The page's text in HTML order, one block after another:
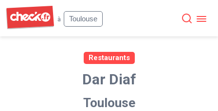
à
Toulouse
Restaurants
Dar Diaf
Toulouse